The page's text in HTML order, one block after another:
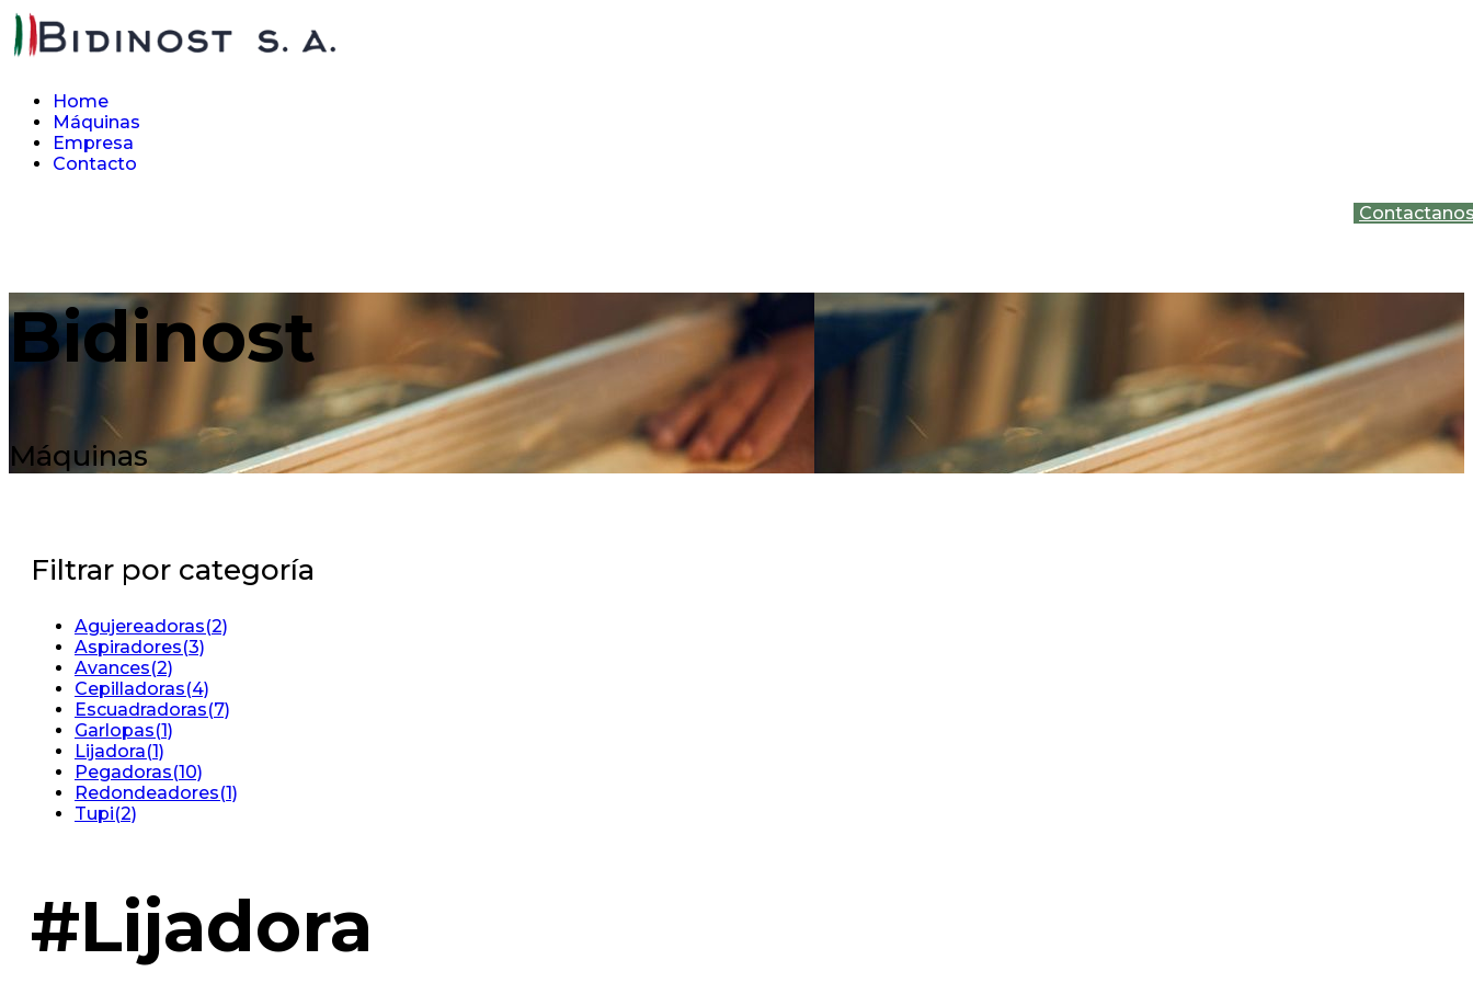
Home
Máquinas
Empresa
Contacto
Bidinost
Máquinas
Filtrar por categoría
Agujereadoras(2)
Aspiradores(3)
Avances(2)
Cepilladoras(4)
Escuadradoras(7)
Garlopas(1)
Lijadora(1)
Pegadoras(10)
Redondeadores(1)
Tupi(2)
#Lijadora